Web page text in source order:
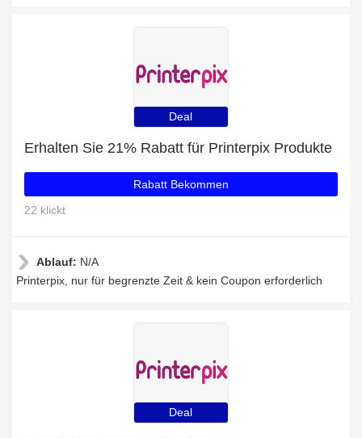
Deal
Erhalten Sie 21% Rabatt für Printerpix Produkte
Rabatt Bekommen
22 klickt
Ablauf: N/A
Printerpix, nur für begrenzte Zeit & kein Coupon erforderlich
Deal